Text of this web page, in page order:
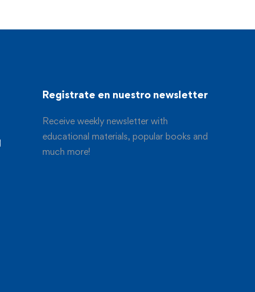
Registrate en nuestro newsletter
Receive weekly newsletter with
educational materials, popular books and
much more!